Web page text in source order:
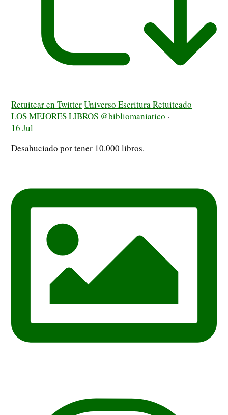
Retuitear en TwitterUniverso Escritura Retuiteado
LOS MEJORES LIBROS @bibliomaniatico ·
16 Jul
Desahuciado por tener 10.000 libros.